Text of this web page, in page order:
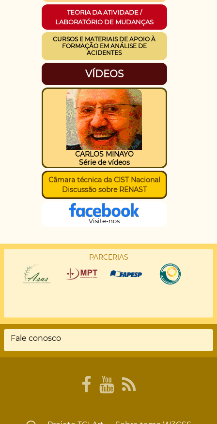
TEORIA DA ATIVIDADE /
LABORATÓRIO DE MUDANÇAS
CURSOS E MATERIAIS DE APOIO À
FORMAÇÃO EM ANÁLISE DE
ACIDENTES
VÍDEOS
CARLOS MINAYO
Série de vídeos
Câmara técnica da CIST Nacional
Discussão sobre RENAST
Visite-nos
PARCERIAS
Rodapé
Fale conosco